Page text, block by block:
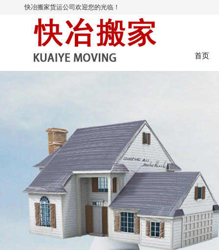
快冶搬家货运公司欢迎您的光临！
首页